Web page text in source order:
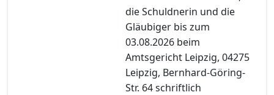
die Schuldnerin und die
Gläubiger bis zum
03.08.2026 beim
Amtsgericht Leipzig, 04275
Leipzig, Bernhard-Göring-
Str. 64 schriftlich